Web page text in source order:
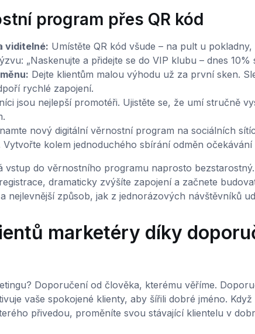
program přes QR kód
viditelné: Umístěte QR kód všude – na pult u
„Naskenujte a přidejte se do VIP klubu – dnes 10%
Dejte klientům malou výhodu už za první sken.
rychlé zapojení.
jsou nejlepší promotéři. Ujistěte se, že umí stručně
nový digitální věrnostní program na sociálních
kolem jednoduchého sbírání odměn očekávání
vstup do věrnostního programu naprosto
dramaticky zvýšíte zapojení a začnete
nejlevnější způsob, jak z jednorázových návštěvníků
marketéry díky
Doporučení od člověka, kterému věříme.
vaše spokojené klienty, aby šířili dobré jméno.
přivedou, proměníte svou stávající klientelu v